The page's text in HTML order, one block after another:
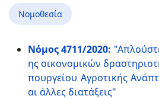
Νομοθεσία
Νόμος 4711/2020:
ης οικονομικών
πουργείου Αγροτικής
αι άλλες διατάξεις"